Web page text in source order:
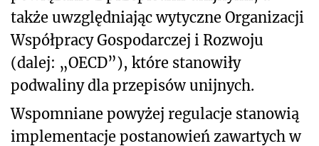
także uwzględniając wytyczne Organizacji
Współpracy Gospodarczej i Rozwoju
(dalej: „OECD”), które stanowiły
podwaliny dla przepisów unijnych.
Wspomniane powyżej regulacje stanowią
implementacje postanowień zawartych w